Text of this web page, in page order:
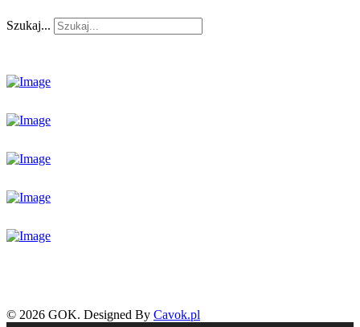
Szukaj...
© 2026 GOK. Designed By Cavok.pl